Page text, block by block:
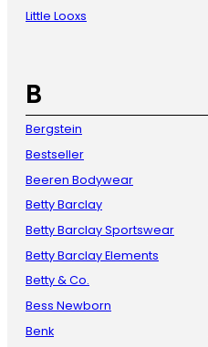
Little Looxs
B
Bergstein
Bestseller
Beeren Bodywear
Betty Barclay
Betty Barclay Sportswear
Betty Barclay Elements
Betty & Co.
Bess Newborn
Benk